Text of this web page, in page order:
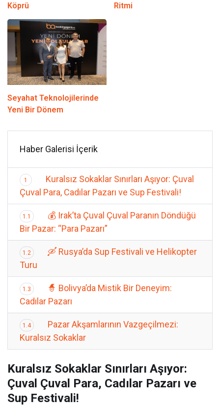
Köprü
Ritmi
Seyahat Teknolojilerinde
Yeni Bir Dönem
Haber Galerisi İçerik
1
Kuralsız Sokaklar Sınırları Aşıyor: Çuval
Çuval Para, Cadılar Pazarı ve Sup Festivali!
1.1
💰 Irak’ta Çuval Çuval Paranın Döndüğü
Bir Pazar: “Para Pazarı”
1.2
🛶 Rusya’da Sup Festivali ve Helikopter
Turu
1.3
🧙 Bolivya’da Mistik Bir Deneyim:
Cadılar Pazarı
1.4
Pazar Akşamlarının Vazgeçilmezi:
Kuralsız Sokaklar
Kuralsız Sokaklar Sınırları Aşıyor:
Çuval Çuval Para, Cadılar Pazarı ve
Sup Festivali!